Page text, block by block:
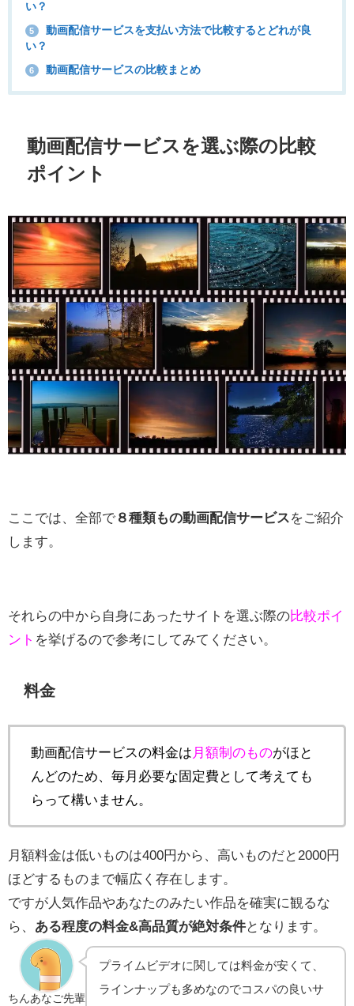
い？
5
動画配信サービスを支払い方法で比較するとどれが良
い？
6 動画配信サービスの比較まとめ
動画配信サービスを選ぶ際の比較
ポイント
ここでは、全部で ８種類もの動画配信サービス をご紹介
します。
それらの中から自身にあったサイトを選ぶ際の比較ポイ
ント を挙げるので参考にしてみてください。
料金
動画配信サービスの料金は 月額制のものがほと
んどのため、毎月必要な固定費として考えても
らって構いません。
月額料金は低いものは400円から、高いものだと2000円
ほどするものまで幅広く存在します。
ですが人気作品やあなたのみたい作品を確実に観るな
ら、 ある程度の料金&高品質が絶対条件となります。
ちんあなご先輩
プライムビデオに関しては料金が安くて、
ラインナップも多めなのでコスパの良いサ